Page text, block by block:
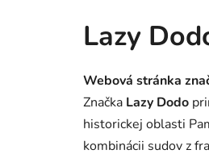
Lazy
Webová stránka
Značka Lazy Dodo
historickej oblasti
kombinácii sudov z